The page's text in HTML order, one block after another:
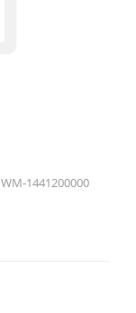
WM-1441200000